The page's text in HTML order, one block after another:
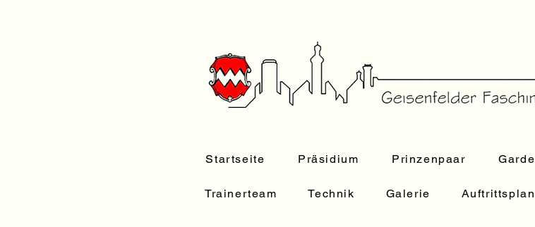
Startseite Präsidium Prinzenpaar Garde
Trainerteam Technik Galerie Auftrittsplan